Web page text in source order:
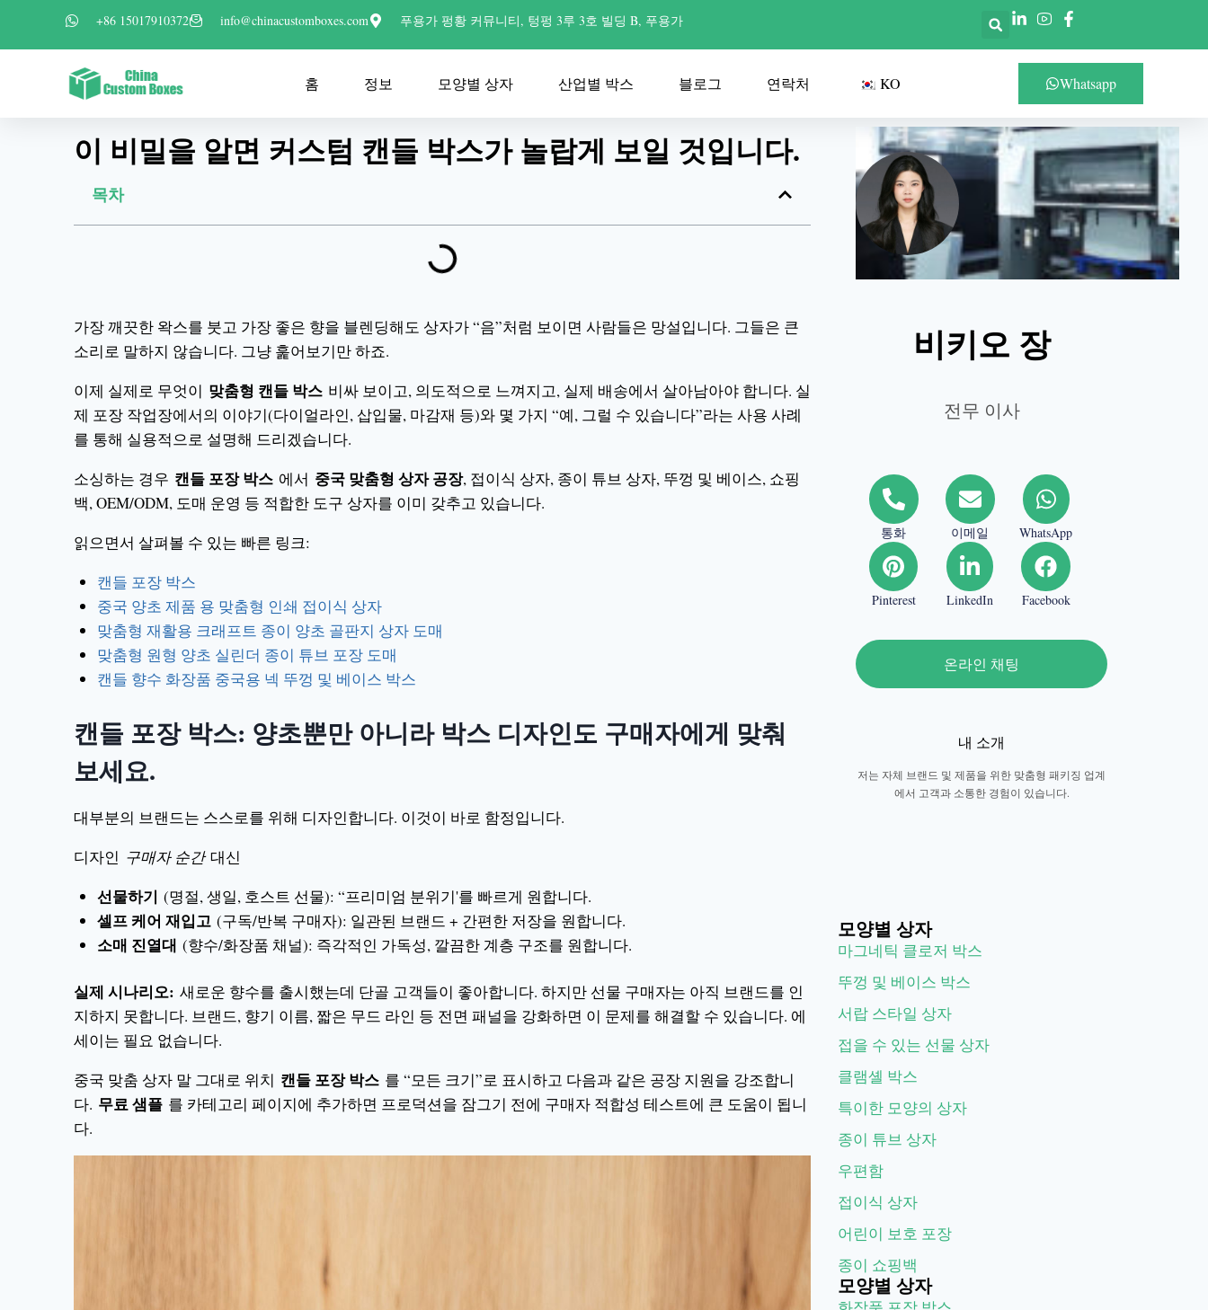
+86 15017910372 info@chinacustomboxes.com 푸용가 펑황 커뮤니티, 텅펑 3루 3호 빌딩 B, 푸용가
홈 정보 모양별 상자 산업별 박스 블로그 연락처 KO Whatsapp
이 비밀을 알면 커스텀 캔들 박스가 놀랍게 보일 것입니다.
목차
가장 깨끗한 왁스를 붓고 가장 좋은 향을 블렌딩해도 상자가 “음”처럼 보이면 사람들은 망설입니다. 그들은 큰
소리로 말하지 않습니다. 그냥 훑어보기만 하죠.
이제 실제로 무엇이 맞춤형 캔들 박스 비싸 보이고, 의도적으로 느껴지고, 실제 배송에서 살아남아야 합니다. 실
제 포장 작업장에서의 이야기(다이얼라인, 삽입물, 마감재 등)와 몇 가지 “예, 그럴 수 있습니다”라는 사용 사례
를 통해 실용적으로 설명해 드리겠습니다.
소싱하는 경우 캔들 포장 박스 에서 중국 맞춤형 상자 공장, 접이식 상자, 종이 튜브 상자, 뚜껑 및 베이스, 쇼핑
백, OEM/ODM, 도매 운영 등 적합한 도구 상자를 이미 갖추고 있습니다.
읽으면서 살펴볼 수 있는 빠른 링크:
캔들 포장 박스
중국 양초 제품 용 맞춤형 인쇄 접이식 상자
맞춤형 재활용 크래프트 종이 양초 골판지 상자 도매
맞춤형 원형 양초 실린더 종이 튜브 포장 도매
캔들 향수 화장품 중국용 넥 뚜껑 및 베이스 박스
캔들 포장 박스: 양초뿐만 아니라 박스 디자인도 구매자에게 맞춰
보세요.
대부분의 브랜드는 스스로를 위해 디자인합니다. 이것이 바로 함정입니다.
디자인 구매자 순간대신
선물하기 (명절, 생일, 호스트 선물): “프리미엄 분위기'를 빠르게 원합니다.
셀프 케어 재입고 (구독/반복 구매자): 일관된 브랜드 + 간편한 저장을 원합니다.
소매 진열대 (향수/화장품 채널): 즉각적인 가독성, 깔끔한 계층 구조를 원합니다.
실제 시나리오: 새로운 향수를 출시했는데 단골 고객들이 좋아합니다. 하지만 선물 구매자는 아직 브랜드를 인
지하지 못합니다. 브랜드, 향기 이름, 짧은 무드 라인 등 전면 패널을 강화하면 이 문제를 해결할 수 있습니다. 에
세이는 필요 없습니다.
중국 맞춤 상자 말 그대로 위치 캔들 포장 박스 를 “모든 크기”로 표시하고 다음과 같은 공장 지원을 강조합니
다. 무료 샘플 를 카테고리 페이지에 추가하면 프로덕션을 잠그기 전에 구매자 적합성 테스트에 큰 도움이 됩니
다.
비키오 장
전무 이사
통화 이메일 WhatsApp
Pinterest LinkedIn Facebook
온라인 채팅
내 소개
저는 자체 브랜드 및 제품을 위한 맞춤형 패키징 업계
에서 고객과 소통한 경험이 있습니다.
모양별 상자
마그네틱 클로저 박스
뚜껑 및 베이스 박스
서랍 스타일 상자
접을 수 있는 선물 상자
클램셸 박스
특이한 모양의 상자
종이 튜브 상자
우편함
접이식 상자
어린이 보호 포장
종이 쇼핑백
모양별 상자